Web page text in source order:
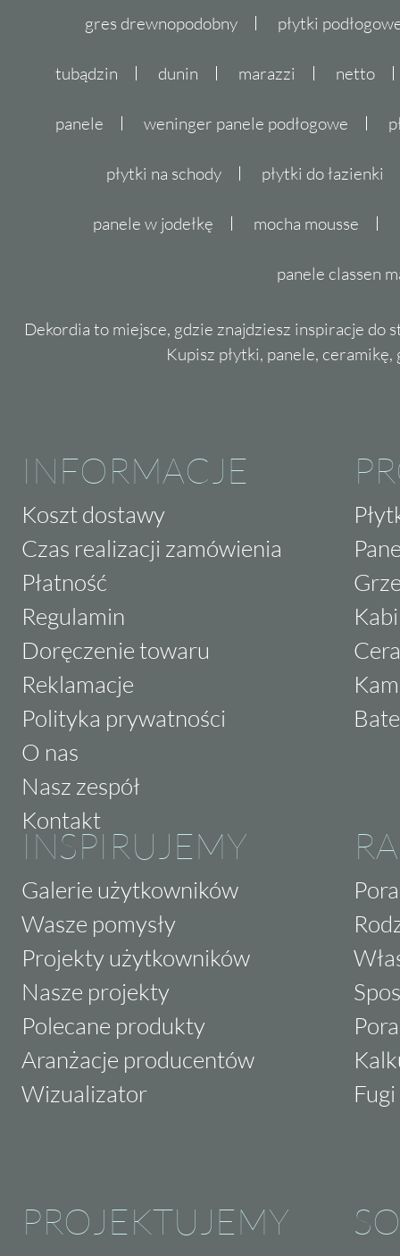
gres drewnopodobny płytki
tubądzin dunin marazzi netto
panele weninger panele podłogowe
płytki na schody płytki do łazienki
panele w jodełkę mocha mousse
panele classen
Dekordia to miejsce, gdzie znajdziesz inspiracje do
Kupisz płytki, panele,
INFORMACJE
Koszt dostawy
Czas realizacji zamówienia
Płatność
Regulamin
Doręczenie towaru
Reklamacje
Polityka prywatności
O nas
Nasz zespół
Kontakt
INSPIRUJEMY
Galerie użytkowników
Wasze pomysły
Projekty użytkowników
Nasze projekty
Polecane produkty
Aranżacje producentów
Wizualizator
PROJEKTUJEMY